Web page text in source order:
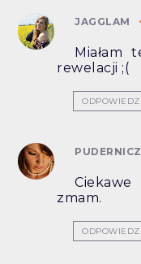
JAGGLAM
Miałam
rewelacji ;(
ODPOWIEDZ
zmam.
ODPOWIEDZ